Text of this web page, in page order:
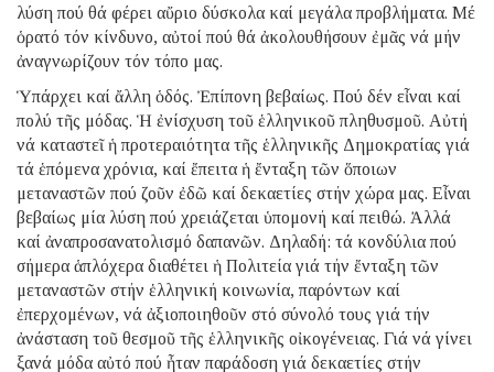
λύση πού θά φέρει αὔριο δύσκολα καί μεγάλα προβλήματα. Μέ
ὁρατό τόν κίνδυνο, αὐτοί πού θά ἀκολουθήσουν ἐμᾶς νά μήν
ἀναγνωρίζουν τόν τόπο μας.
Ὑπάρχει καί ἄλλη ὁδός. Ἐπίπονη βεβαίως. Πού δέν εἶναι καί
πολύ τῆς μόδας. Ἡ ἐνίσχυση τοῦ ἑλληνικοῦ πληθυσμοῦ. Αὐτή
νά καταστεῖ ἡ προτεραιότητα τῆς ἑλληνικῆς Δημοκρατίας γιά
τά ἑπόμενα χρόνια, καί ἔπειτα ἡ ἔνταξη τῶν ὅποιων
μεταναστῶν πού ζοῦν ἐδῶ καί δεκαετίες στήν χώρα μας. Εἶναι
βεβαίως μία λύση πού χρειάζεται ὑπομονή καί πειθώ. Ἀλλά
καί ἀναπροσανατολισμό δαπανῶν. Δηλαδή: τά κονδύλια πού
σήμερα ἁπλόχερα διαθέτει ἡ Πολιτεία γιά τήν ἔνταξη τῶν
μεταναστῶν στήν ἑλληνική κοινωνία, παρόντων καί
ἐπερχομένων, νά ἀξιοποιηθοῦν στό σύνολό τους γιά τήν
ἀνάσταση τοῦ θεσμοῦ τῆς ἑλληνικῆς οἰκογένειας. Γιά νά γίνει
ξανά μόδα αὐτό πού ἦταν παράδοση γιά δεκαετίες στήν